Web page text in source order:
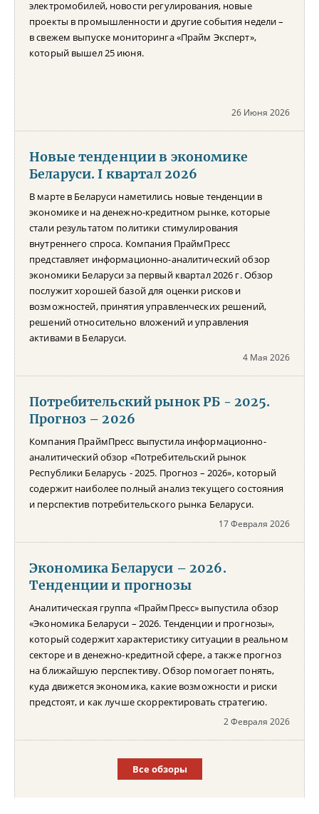
электромобилей, новости регулирования, новые
проекты в промышленности и другие события недели –
в свежем выпуске мониторинга «Прайм Эксперт»,
который вышел 25 июня.
26 Июня 2026
Новые тенденции в экономике
Беларуси. I квартал 2026
В марте в Беларуси наметились новые тенденции в
экономике и на денежно-кредитном рынке, которые
стали результатом политики стимулирования
внутреннего спроса. Компания ПраймПресс
представляет информационно-аналитический обзор
экономики Беларуси за первый квартал 2026 г. Обзор
послужит хорошей базой для оценки рисков и
возможностей, принятия управленческих решений,
решений относительно вложений и управления
активами в Беларуси.
4 Мая 2026
Потребительский рынок РБ - 2025.
Прогноз – 2026
Компания ПраймПресс выпустила информационно-
аналитический обзор «Потребительский рынок
Республики Беларусь - 2025. Прогноз – 2026», который
содержит наиболее полный анализ текущего состояния
и перспектив потребительского рынка Беларуси.
17 Февраля 2026
Экономика Беларуси – 2026.
Тенденции и прогнозы
Аналитическая группа «ПраймПресс» выпустила обзор
«Экономика Беларуси – 2026. Тенденции и прогнозы»,
который содержит характеристику ситуации в реальном
секторе и в денежно-кредитной сфере, а также прогноз
на ближайшую перспективу. Обзор помогает понять,
куда движется экономика, какие возможности и риски
предстоят, и как лучше скорректировать стратегию.
2 Февраля 2026
Все обзоры